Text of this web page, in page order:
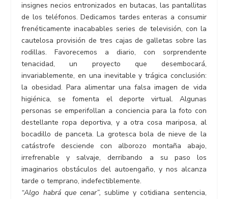
insignes necios entronizados en butacas, las pantallitas
de los teléfonos. Dedicamos tardes enteras a consumir
frenéticamente inacabables series de televisión, con la
cautelosa provisión de tres cajas de galletas sobre las
rodillas. Favorecemos a diario, con sorprendente
tenacidad, un proyecto que desembocará,
invariablemente, en una inevitable y trágica conclusión:
la obesidad. Para alimentar una falsa imagen de vida
higiénica, se fomenta el deporte virtual. Algunas
personas se emperifollan a conciencia para la foto con
destellante ropa deportiva, y a otra cosa mariposa, al
bocadillo de panceta. La grotesca bola de nieve de la
catástrofe desciende con alborozo montaña abajo,
irrefrenable y salvaje, derribando a su paso los
imaginarios obstáculos del autoengaño, y nos alcanza
tarde o temprano, indefectiblemente.
“Algo habrá que cenar”, sublime y cotidiana sentencia,